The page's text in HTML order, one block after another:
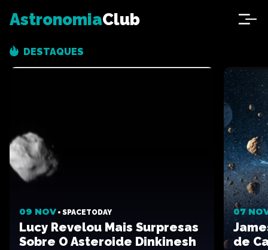
AstronomiaClub
DESTAQUES
09 NOV SPACETODAY
Lucy Revelou Mais Surpresas
Sobre O Asteroide Dinkinesh
07
de